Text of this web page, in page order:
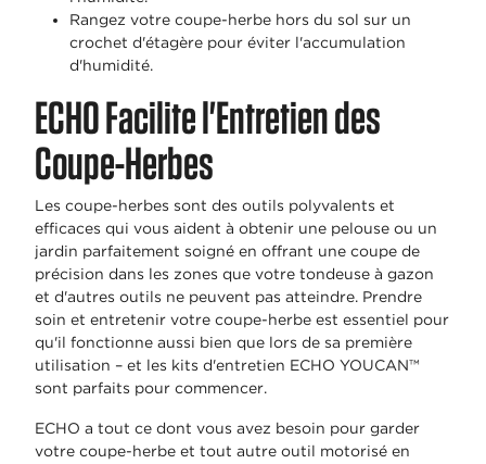
Rangez votre coupe-herbe hors du sol sur un
crochet d'étagère pour éviter l'accumulation
d'humidité.
ECHO Facilite l'Entretien des
Coupe-Herbes
Les coupe-herbes sont des outils polyvalents et
efficaces qui vous aident à obtenir une pelouse ou un
jardin parfaitement soigné en offrant une coupe de
précision dans les zones que votre tondeuse à gazon
et d'autres outils ne peuvent pas atteindre. Prendre
soin et entretenir votre coupe-herbe est essentiel pour
qu'il fonctionne aussi bien que lors de sa première
utilisation – et les kits d'entretien ECHO YOUCAN™
sont parfaits pour commencer.
ECHO a tout ce dont vous avez besoin pour garder
votre coupe-herbe et tout autre outil motorisé en